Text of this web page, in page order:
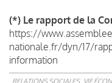
(*) Le rapport de la
https://
nationale.fr/dyn/17/
information
RELATIONS SOCIALES VIE